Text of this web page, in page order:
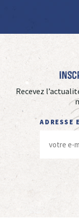
Recevez
ADRESSE